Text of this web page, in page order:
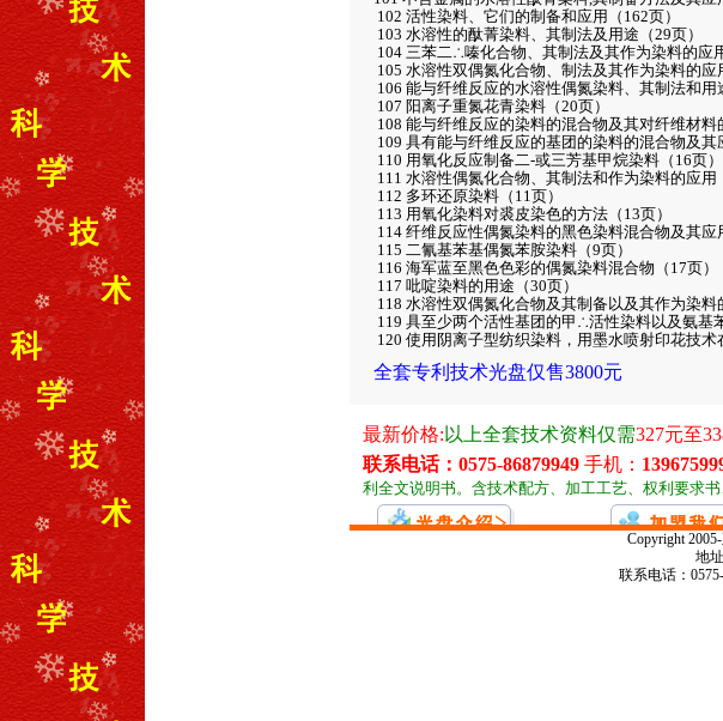
102 活性染料、它们的制备和应用（162页）
103 水溶性的酞菁染料、其制法及用途（29页）
104 三苯二∴嗪化合物、其制法及其作为染料的应
105 水溶性双偶氮化合物、制法及其作为染料的应
106 能与纤维反应的水溶性偶氮染料、其制法和用
107 阳离子重氮花青染料（20页）
108 能与纤维反应的染料的混合物及其对纤维材料
109 具有能与纤维反应的基团的染料的混合物及其
110 用氧化反应制备二-或三芳基甲烷染料（16页）
111 水溶性偶氮化合物、其制法和作为染料的应用
112 多环还原染料（11页）
113 用氧化染料对裘皮染色的方法（13页）
114 纤维反应性偶氮染料的黑色染料混合物及其应
115 二氰基苯基偶氮苯胺染料（9页）
116 海军蓝至黑色色彩的偶氮染料混合物（17页）
117 吡啶染料的用途（30页）
118 水溶性双偶氮化合物及其制备以及其作为染料
119 具至少两个活性基团的甲∴活性染料以及氨基
120 使用阴离子型纺织染料，用墨水喷射印花技术
全套专利技术光盘仅售3800元
Copyright
地
联系电话：